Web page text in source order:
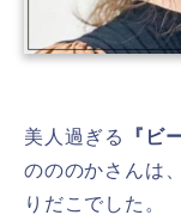
美人過ぎる 『ビ
のののかさんは
りだこでした。